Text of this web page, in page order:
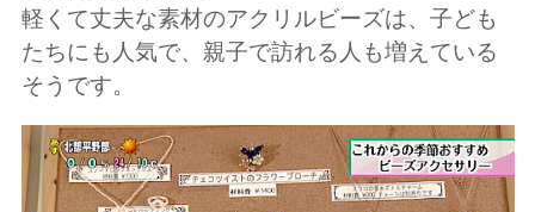
軽くて丈夫な素材のアクリルビーズは、子ども
たちにも人気で、親子で訪れる人も増えている
そうです。